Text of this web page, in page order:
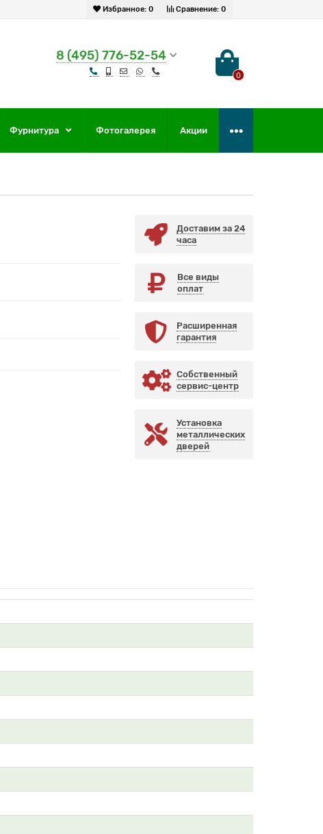
Сравнение: 0
Избранное: 0
8 (495) 776-52-54
0
Фурнитура Фотогалерея Акции
Доставим за 24
часа
Все виды
оплат
Расширенная
гарантия
Собственный
сервис-центр
Установка
металлических
дверей